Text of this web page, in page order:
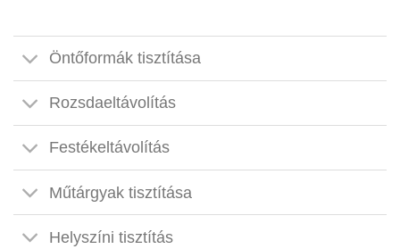
Öntőformák tisztítása
Rozsdaeltávolítás
Festékeltávolítás
Műtárgyak tisztítása
Helyszíni tisztítás